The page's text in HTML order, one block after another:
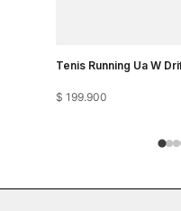
Tenis Running Ua W
$ 199.900